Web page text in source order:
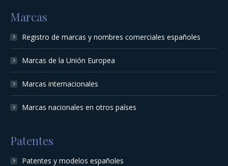
Marcas
Registro de marcas y nombres comerciales españoles
Marcas de la Unión Europea
Marcas internacionales
Marcas nacionales en otros países
Patentes
Patentes y modelos españoles